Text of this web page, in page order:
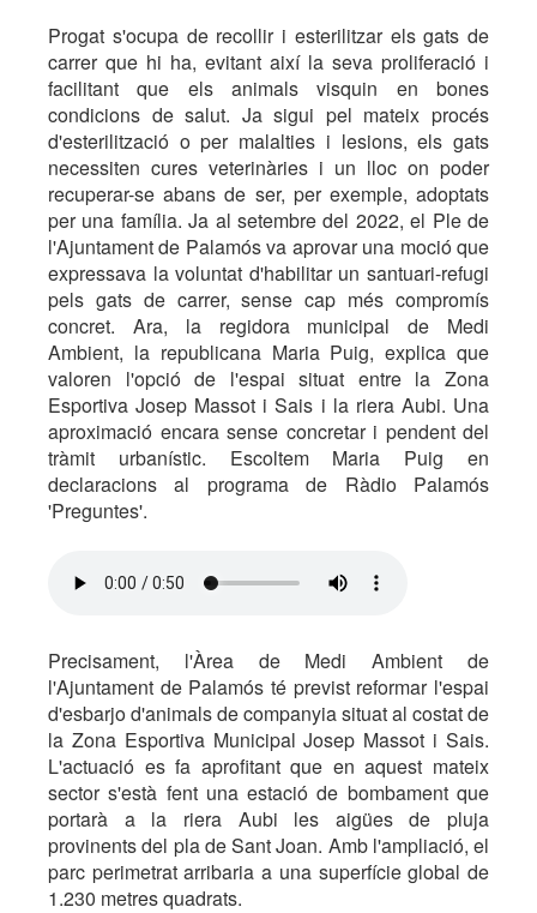
Progat s'ocupa de recollir i esterilitzar els gats de
carrer que hi ha, evitant així la seva proliferació i
facilitant que els animals visquin en bones
condicions de salut. Ja sigui pel mateix procés
d'esterilització o per malalties i lesions, els gats
necessiten cures veterinàries i un lloc on poder
recuperar-se abans de ser, per exemple, adoptats
per una família. Ja al setembre del 2022, el Ple de
l'Ajuntament de Palamós va aprovar una moció que
expressava la voluntat d'habilitar un santuari-refugi
pels gats de carrer, sense cap més compromís
concret. Ara, la regidora municipal de Medi
Ambient, la republicana Maria Puig, explica que
valoren l'opció de l'espai situat entre la Zona
Esportiva Josep Massot i Sais i la riera Aubi. Una
aproximació encara sense concretar i pendent del
tràmit urbanístic. Escoltem Maria Puig en
declaracions al programa de Ràdio Palamós
'Preguntes'.
Precisament, l'Àrea de Medi Ambient de
l'Ajuntament de Palamós té previst reformar l'espai
d'esbarjo d'animals de companyia situat al costat de
la Zona Esportiva Municipal Josep Massot i Sais.
L'actuació es fa aprofitant que en aquest mateix
sector s'està fent una estació de bombament que
portarà a la riera Aubi les aigües de pluja
provinents del pla de Sant Joan. Amb l'ampliació, el
parc perimetrat arribaria a una superfície global de
1.230 metres quadrats.